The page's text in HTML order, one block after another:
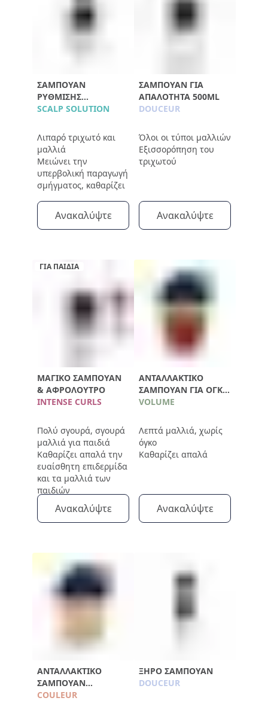
ΣΑΜΠΟΥΆΝ
ΡΎΘΜΙΣΗΣ
ΛΙΠΑΡΌΤΗΤΑΣ
SCALP SOLUTION
Λιπαρό τριχωτό και
μαλλιά
Μειώνει την
υπερβολική παραγωγή
σμήγματος, καθαρίζει
Ανακαλύψτε
ΣΑΜΠΟΥΆΝ ΓΙΑ
ΑΠΑΛΌΤΗΤΑ 500ML
DOUCEUR
Όλοι οι τύποι μαλλιών
Εξισσορόπηση του
τριχωτού
Ανακαλύψτε
ΓΙΑ ΠΑΙΔΙΑ
ΜΑΓΙΚΌ ΣΑΜΠΟΥΆΝ
& ΑΦΡΌΛΟΥΤΡΟ
INTENSE CURLS
Πολύ σγουρά, σγουρά
μαλλιά για παιδιά
Καθαρίζει απαλά την
ευαίσθητη επιδερμίδα
και τα μαλλιά των
παιδιών
Ανακαλύψτε
ΑΝΤΑΛΛΑΚΤΙΚΌ
ΣΑΜΠΟΥΆΝ ΓΙΑ ΌΓΚΟ
750ML
VOLUME
Λεπτά μαλλιά, χωρίς
όγκο
Καθαρίζει απαλά
Ανακαλύψτε
ΑΝΤΑΛΛΑΚΤΙΚΌ
ΣΑΜΠΟΥΆΝ
ΠΡΟΣΤΑΣΊΑΣ
COULEUR
ΞΗΡΌ ΣΑΜΠΟΥΆΝ
DOUCEUR